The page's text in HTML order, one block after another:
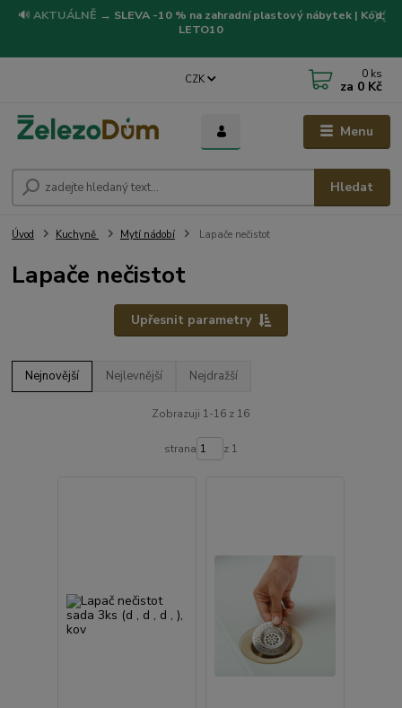
🔊 AKTUÁLNĚ → SLEVA -10 % na zahradní plastový nábytek | Kód:
LETO10
Menu
CZK
Hledat
0 ks
za 0 Kč
Úvod Kuchyně Mytí nádobí Lapače nečistot
Lapače nečistot
Upřesnit parametry
Nejnovější Nejlevnější Nejdražší
Zobrazuji 1-16 z 16
strana z 1